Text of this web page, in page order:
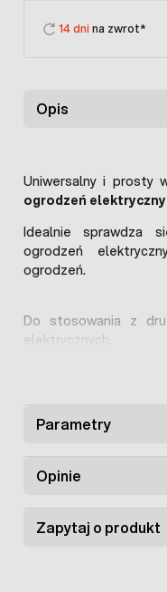
14 dni na zwrot*
Opis
Uniwersalny i prosty
ogrodzeń
Idealnie sprawdza
ogrodzeń
ogrodzeń.
Do stosowania z
elektrycznych.
Parametry
Opinie
Zapytaj o produkt